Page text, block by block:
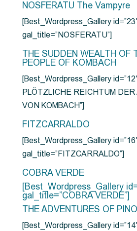
NOSFERATU The Vampyre
[Best_Wordpress_Gallery
gal_title=”NOSFERATU”]
THE SUDDEN WEALTH OF
PEOPLE OF KOMBACH
[Best_Wordpress_Gallery
PLÖTZLICHE REICHTUM
VON KOMBACH”]
FITZCARRALDO
[Best_Wordpress_Gallery
gal_title=”FITZCARRALDO”]
COBRA VERDE
[Best_Wordpress_Gallery
gal_title=”COBRA VERDE”]
THE ADVENTURES OF
[Best_Wordpress_Gallery